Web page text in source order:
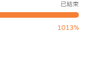
已結束
1013%